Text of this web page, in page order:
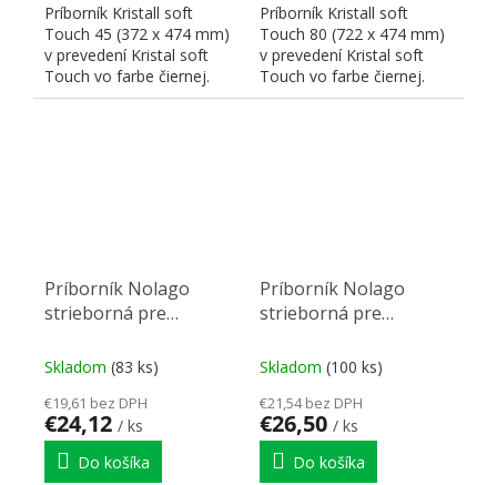
Príborník Kristall soft
Touch 45 (372 x 474 mm)
v prevedení Kristal soft
Touch vo farbe čiernej.
Rozmery zodpovedajú...
Príborník Kristall soft
Touch 80 (722 x 474 mm)
v prevedení Kristal soft
Touch vo farbe čiernej.
Rozmery zodpovedajú...
Príborník Nolago
strieborná pre
423 mm)
Skladom (83 ks)
€19,61 bez DPH
€24,12 / ks
Do košíka
Príborník Nolago
strieborná pre
473 mm)
Skladom (100 ks)
€21,54 bez DPH
€26,50 / ks
Do košíka